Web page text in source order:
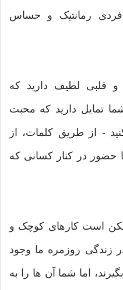
رمانتیک و حساس
و قلبی لطیف دارید که
تمایل دارید که محبت
- از طریق کلمات، از
حضور در کنار کسانی که
است کارهای کوچک و
زندگی روزمره ما وجود
اما شما آن ها را به